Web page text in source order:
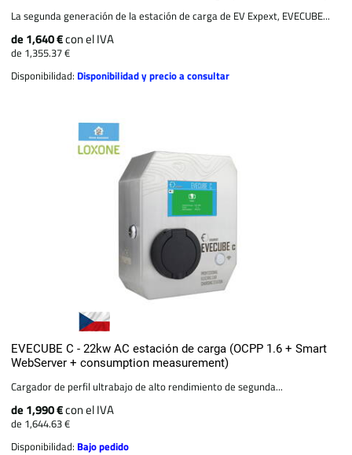
La segunda generación de la estación de carga de EV Expext, EVECUBE...
de 1,640 €con el IVA
de 1,355.37 €
Disponibilidad: Disponibilidad y precio a consultar
EVECUBE C - 22kw AC estación de carga (OCPP 1.6 + Smart
WebServer + consumption measurement)
Cargador de perfil ultrabajo de alto rendimiento de segunda...
de 1,990 €con el IVA
de 1,644.63 €
Disponibilidad: Bajo pedido